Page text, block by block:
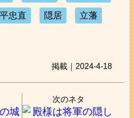
忠直 隠居 立藩
掲載｜2024-4-18
次のネタ